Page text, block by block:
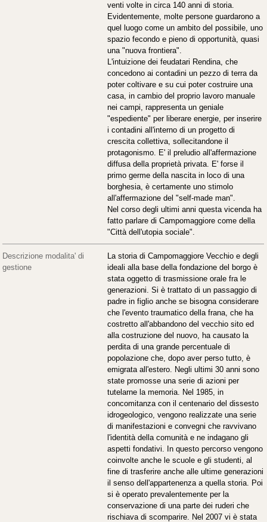
venti volte in circa 140 anni di storia.
Evidentemente, molte persone guardarono a
quel luogo come un ambito del possibile, uno
spazio fecondo e pieno di opportunità, quasi
una "nuova frontiera".
L'intuizione dei feudatari Rendina, che
concedono ai contadini un pezzo di terra da
poter coltivare e su cui poter costruire una
casa, in cambio del proprio lavoro manuale
nei campi, rappresenta un geniale
"espediente" per liberare energie, per inserire
i contadini all'interno di un progetto di
crescita collettiva, sollecitandone il
protagonismo. E' il preludio all'affermazione
diffusa della proprietà privata. E' forse il
primo germe della nascita in loco di una
borghesia, è certamente uno stimolo
all'affermazione del "self-made man".
Nel corso degli ultimi anni questa vicenda ha
fatto parlare di Campomaggiore come della
"Città dell'utopia sociale".
Descrizione modalita' di
gestione
La storia di Campomaggiore Vecchio e degli
ideali alla base della fondazione del borgo è
stata oggetto di trasmissione orale fra le
generazioni. Si è trattato di un passaggio di
padre in figlio anche se bisogna considerare
che l'evento traumatico della frana, che ha
costretto all'abbandono del vecchio sito ed
alla costruzione del nuovo, ha causato la
perdita di una grande percentuale di
popolazione che, dopo aver perso tutto, è
emigrata all'estero. Negli ultimi 30 anni sono
state promosse una serie di azioni per
tutelarne la memoria. Nel 1985, in
concomitanza con il centenario del dissesto
idrogeologico, vengono realizzate una serie
di manifestazioni e convegni che ravvivano
l'identità della comunità e ne indagano gli
aspetti fondativi. In questo percorso vengono
coinvolte anche le scuole e gli studenti, al
fine di trasferire anche alle ultime generazioni
il senso dell'appartenenza a quella storia. Poi
si è operato prevalentemente per la
conservazione di una parte dei ruderi che
rischiava di scomparire. Nel 2007 vi è stata